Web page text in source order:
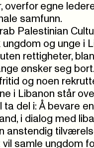
overfor egne
samfunn.
Palestinian
ungdom og unge i
rettigheter,
ønsker seg
og noen
i Libanon står
ta del i: Å bevare
i dialog med
anstendig
vil samle ungdom